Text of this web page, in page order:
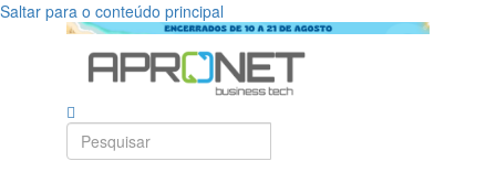
Saltar para o conteúdo principal